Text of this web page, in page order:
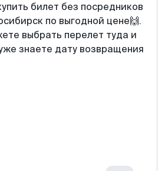
билет без посредников
по выгодной цене🙌.
выбрать перелет туда и
знаете дату возвращения